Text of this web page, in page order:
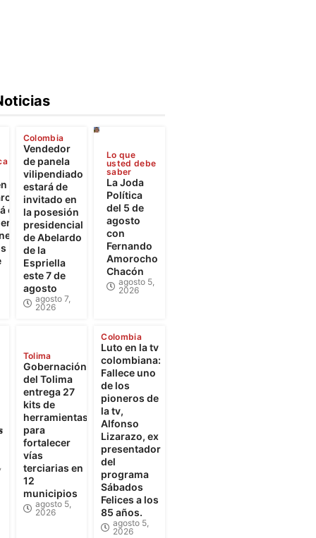
el
Colombia
Vendedor
de panela
vilipendiado
estará de
invitado en
la posesión
presidencial
de Abelardo
de la
Espriella
este 7 de
agosto
agosto 7,
2026
Lo que
usted debe
saber
La Joda
Política
del 5 de
agosto
con
Fernando
Amorocho
Chacón
agosto 5,
2026
Tolima
Gobernación
del Tolima
entrega 27
kits de
herramientas
para
fortalecer
vías
terciarias en
12
municipios
agosto 5,
2026
Colombia
Luto en la tv
colombiana:
Fallece uno
de los
pioneros de
la tv,
Alfonso
Lizarazo, ex
presentador
del
programa
Sábados
Felices a los
85 años.
agosto 5,
2026